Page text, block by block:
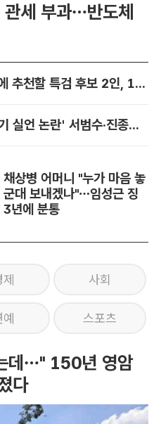
세 부과…반도체
선관위 특검 추천위 "대통령에 추천할 특검 후보 2인, 14일 확정"
[속보] 국힘 윤리위, '돌려차기 실언 논란' 서범수·진종오 징계 개시
채상병 어머니 "누가 마음 놓
군대 보내겠나"…임성근 징
3년에 분통
사회
스포츠
데…" 150년 영암
다